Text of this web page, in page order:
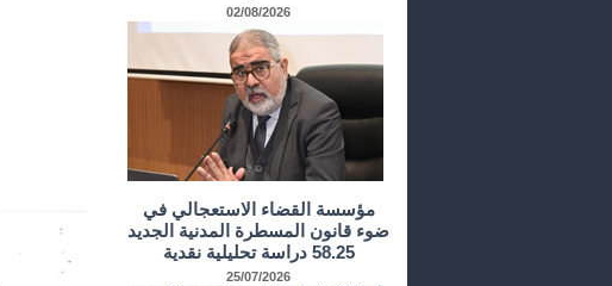
02/08/2026
مؤسسة القضاء الاستعجالي في
ضوء قانون المسطرة المدنية الجديد
58.25 دراسة تحليلية نقدية
25/07/2026